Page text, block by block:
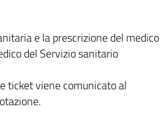
e la prescrizione del medico
del Servizio sanitario
ticket viene comunicato al